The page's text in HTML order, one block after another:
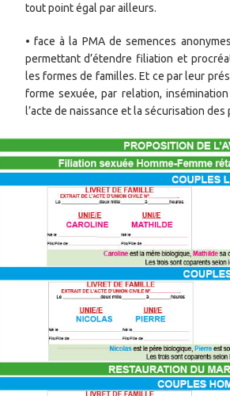
tout point égal par ailleurs.
• face à la PMA de semences
permettant d’étendre filiation et
les formes de familles. Et ce par leur
forme sexuée, par relation,
l’acte de naissance et la sécurisation